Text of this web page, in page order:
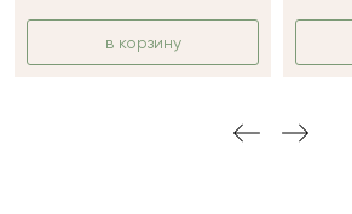
в корзину